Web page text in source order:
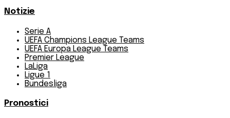
Notizie
Serie A
UEFA Champions League Teams
UEFA Europa League Teams
Premier League
LaLiga
Ligue 1
Bundesliga
Pronostici